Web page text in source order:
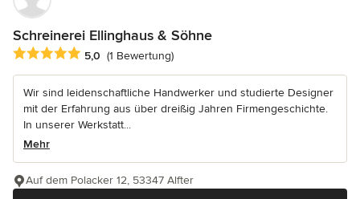
Schreinerei Ellinghaus & Söhne
Durchschnittliche Bewertung: 5 von 5 Sternen
5,0 (1 Bewertung)
Wir sind leidenschaftliche Handwerker und studierte Designer
mit der Erfahrung aus über dreißig Jahren Firmengeschichte.
In unserer Werkstatt...
Mehr
Auf dem Polacker 12, 53347 Alfter